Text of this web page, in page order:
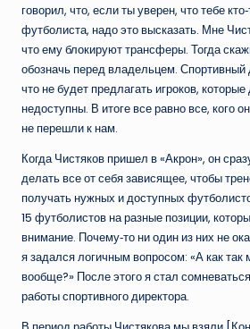
говорил, что, если ты уверен, что тебе
футболиста, надо это высказать. Мне
что ему блокируют трансферы. Тогда
обозначь перед владельцем. Спортивный
что не будет предлагать игроков,
недоступны. В итоге все равно все, кого
не перешли к нам.
Когда Чистяков пришел в «Акрон», он
делать все от себя зависящее, чтобы
получать нужных и доступных
15 футболистов на разные позиции,
внимание. Почему‑то ни один из них не
я задался логичным вопросом: «А как так
вообще?» После этого я стал
работы спортивного директора.